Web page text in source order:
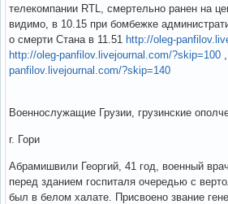
телекомпании RTL, смертельно ранен на
видимо, в 10.15 при бомбежке
о смерти Стана в 11.51 http://oleg-
http://oleg-panfilov.livejournal.com/?skip=100
panfilov.livejournal.com/?skip=140
Военнослужащие Грузии, грузинские
г. Гори
Абрамишвили Георгий, 41 год, военный
перед зданием госпиталя очередью с
был в белом халате. Присвоено звание